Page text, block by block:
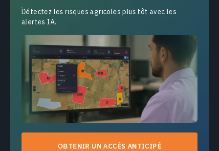
Détectez les risques agricoles plus tôt avec les
alertes IA.
OBTENIR UN ACCÈS ANTICIPÉ